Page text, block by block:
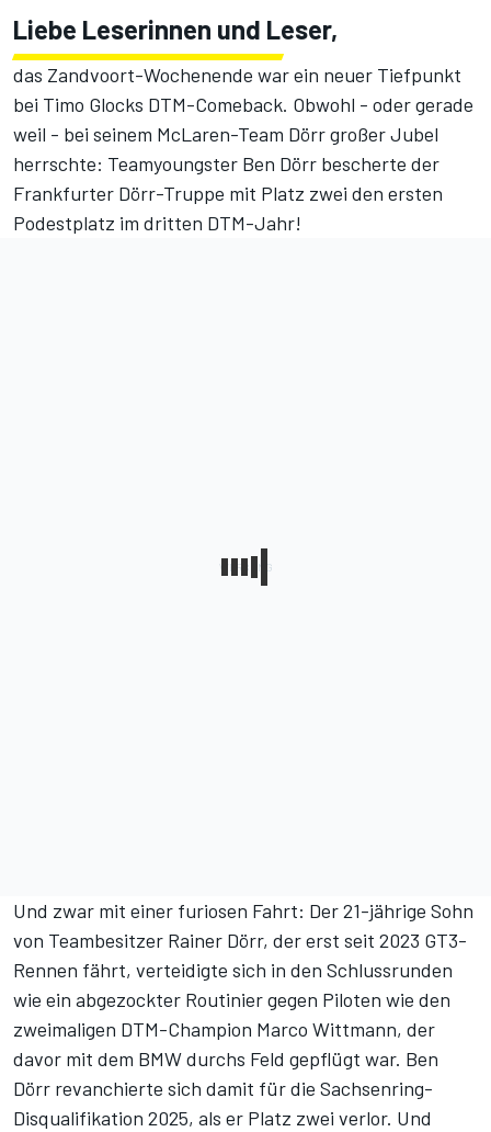
Liebe Leserinnen und Leser,
das Zandvoort-Wochenende war ein neuer Tiefpunkt
bei Timo Glocks DTM-Comeback. Obwohl - oder gerade
weil - bei seinem McLaren-Team Dörr großer Jubel
herrschte: Teamyoungster Ben Dörr bescherte der
Frankfurter Dörr-Truppe mit Platz zwei den ersten
Podestplatz im dritten DTM-Jahr!
Und zwar mit einer furiosen Fahrt: Der 21-jährige Sohn
von Teambesitzer Rainer Dörr, der erst seit 2023 GT3-
Rennen fährt, verteidigte sich in den Schlussrunden
wie ein abgezockter Routinier gegen Piloten wie den
zweimaligen DTM-Champion Marco Wittmann, der
davor mit dem BMW durchs Feld gepflügt war. Ben
Dörr revanchierte sich damit für die Sachsenring-
Disqualifikation 2025, als er Platz zwei verlor. Und